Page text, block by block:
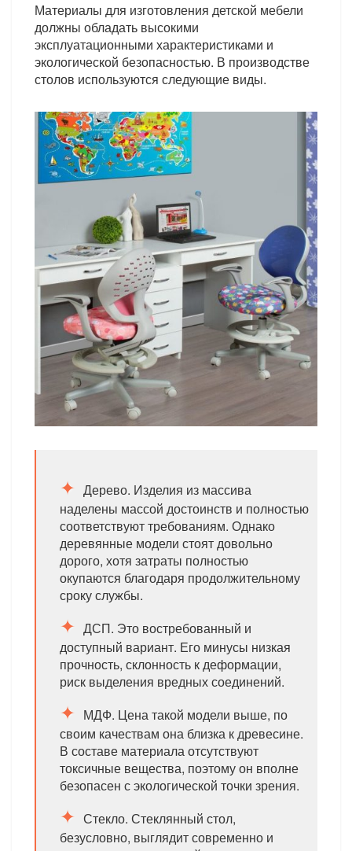
Материалы для изготовления детской мебели
должны обладать высокими
эксплуатационными характеристиками и
экологической безопасностью. В производстве
столов используются следующие виды.
Дерево. Изделия из массива
наделены массой достоинств и полностью
соответствуют требованиям. Однако
деревянные модели стоят довольно
дорого, хотя затраты полностью
окупаются благодаря продолжительному
сроку службы.
ДСП. Это востребованный и
доступный вариант. Его минусы низкая
прочность, склонность к деформации,
риск выделения вредных соединений.
МДФ. Цена такой модели выше, по
своим качествам она близка к древесине.
В составе материала отсутствуют
токсичные вещества, поэтому он вполне
безопасен с экологической точки зрения.
Стекло. Стеклянный стол,
безусловно, выглядит современно и